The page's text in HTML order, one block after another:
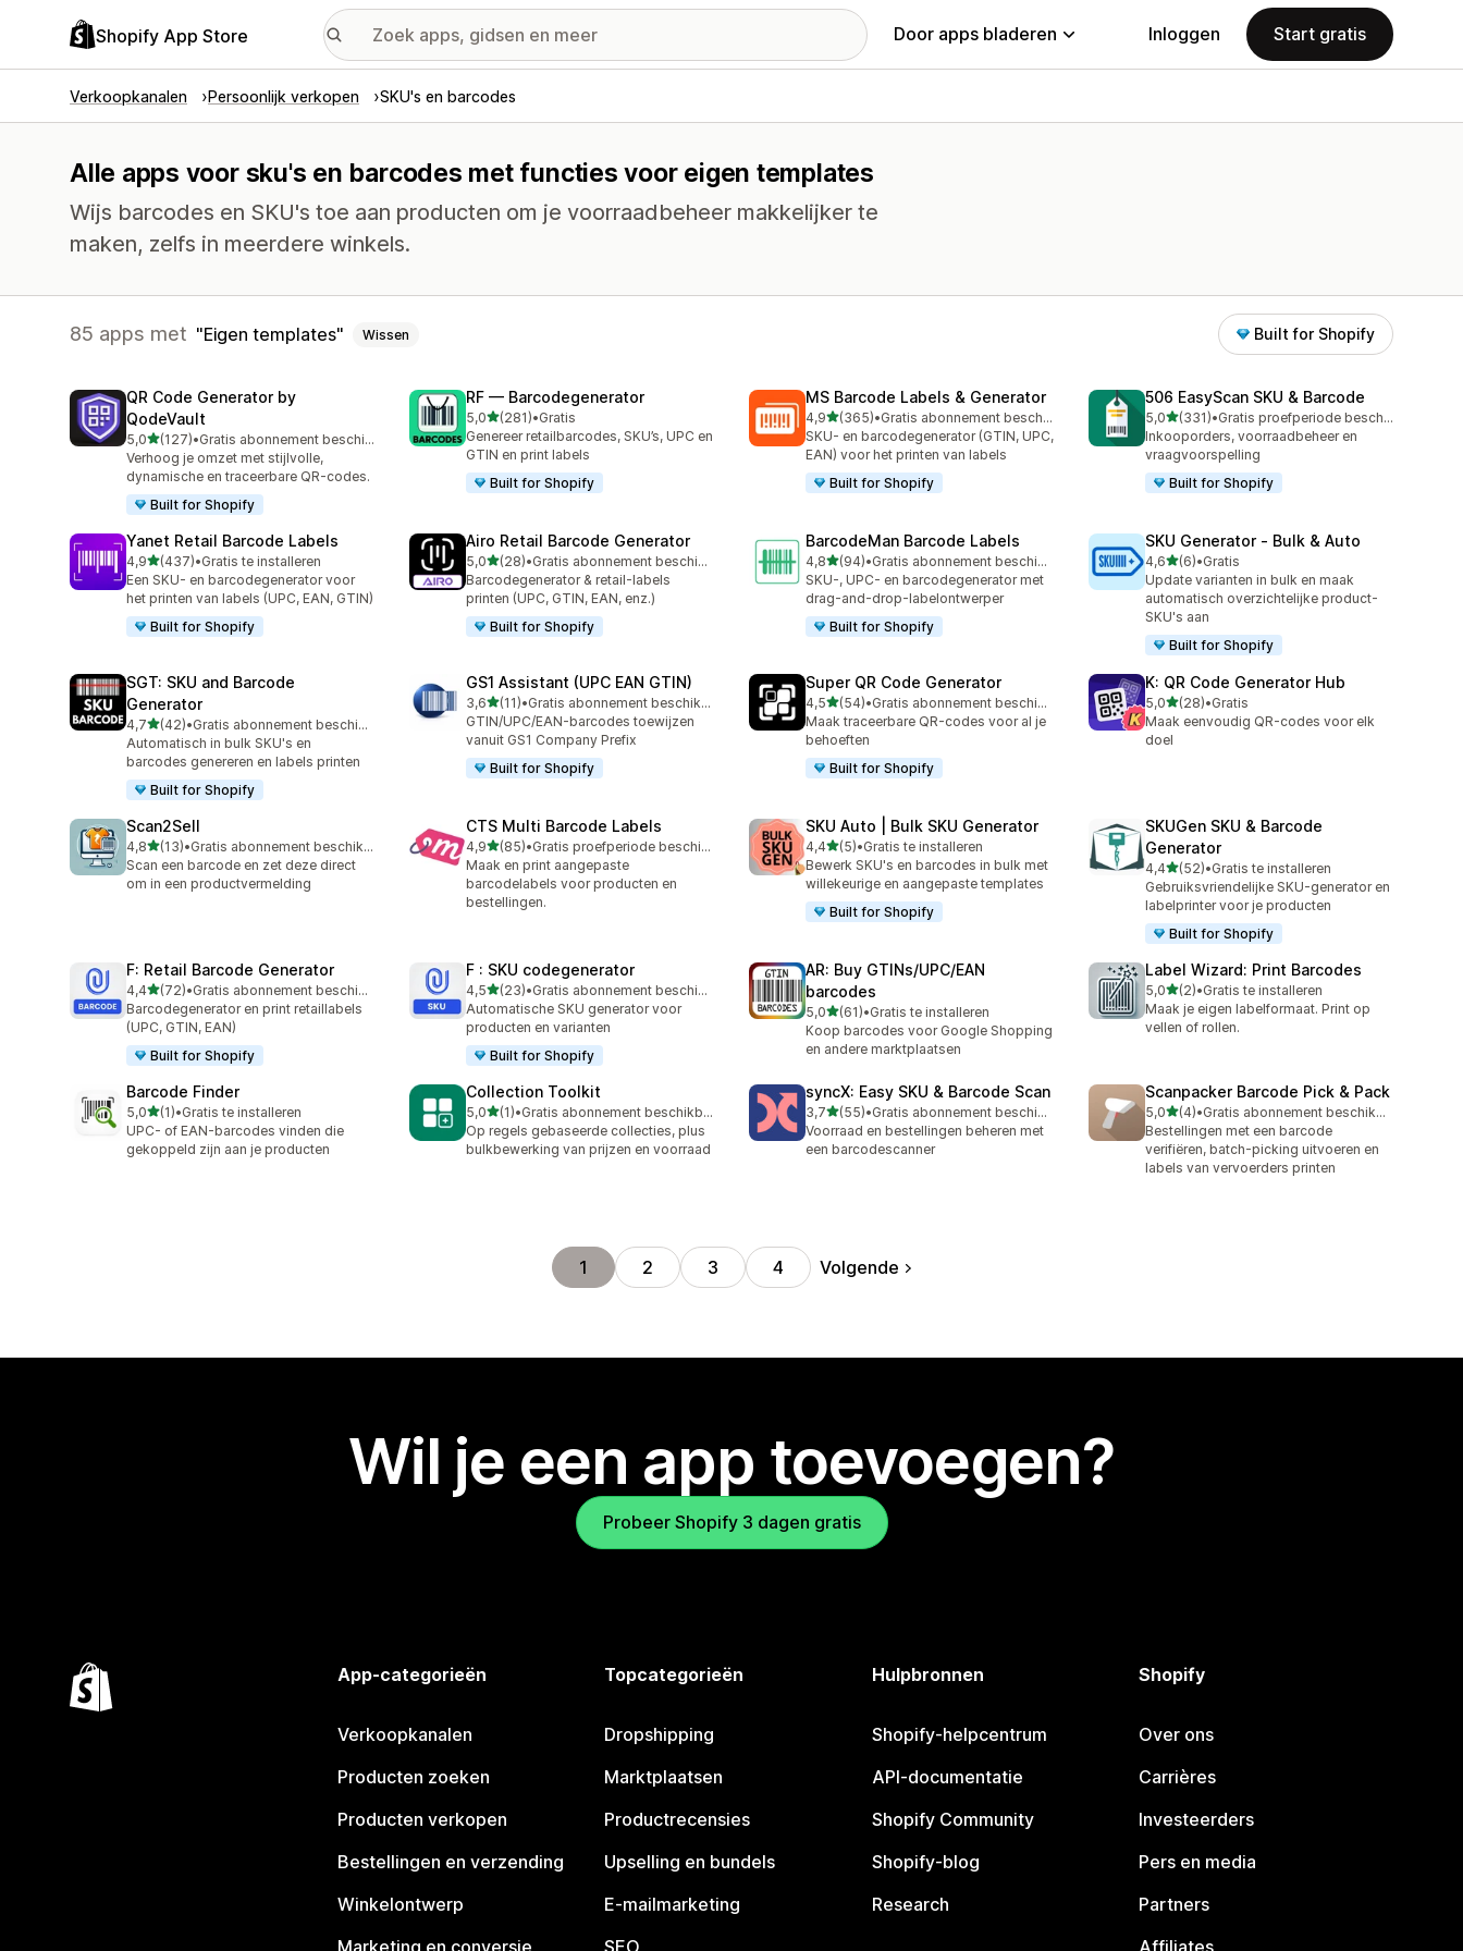
Shopify App Store Door apps bladeren Inloggen Start gratis
Verkoopkanalen Persoonlijk verkopen SKU's en barcodes
Alle apps voor sku's en barcodes met functies voor eigen templates
Wijs barcodes en SKU's toe aan producten om je voorraadbeheer makkelijker te
maken, zelfs in meerdere winkels.
85 apps met Eigen templates Wissen Built for Shopify
QR Code Generator by
QodeVault
5,0van 5 sterren
(127)
127 recensies in totaal
•
Gratis abonnement beschikbaar
Verhoog je omzet met stijlvolle,
dynamische en traceerbare QR-codes.
Built for Shopify
RF — Barcodegenerator
5,0van 5 sterren
(281)
281 recensies in totaal
•Gratis
Genereer retailbarcodes, SKU’s, UPC en
GTIN en print labels
Built for Shopify
MS Barcode Labels & Generator
4,9van 5 sterren
(365)
365 recensies in totaal
•
Gratis abonnement beschikbaar
SKU- en barcodegenerator (GTIN, UPC,
EAN) voor het printen van labels
Built for Shopify
506 EasyScan SKU & Barcode
5,0van 5 sterren
(331)
331 recensies in totaal
•
Gratis proefperiode beschikbaar
Inkooporders, voorraadbeheer en
vraagvoorspelling
Built for Shopify
Yanet Retail Barcode Labels
4,9van 5 sterren
(437)
437 recensies in totaal
•Gratis te installeren
Een SKU- en barcodegenerator voor
het printen van labels (UPC, EAN, GTIN)
Built for Shopify
Airo Retail Barcode Generator
5,0van 5 sterren
(28)
28 recensies in totaal
•
Gratis abonnement beschikbaar
Barcodegenerator & retail-labels
printen (UPC, GTIN, EAN, enz.)
Built for Shopify
BarcodeMan Barcode Labels
4,8van 5 sterren
(94)
94 recensies in totaal
•
Gratis abonnement beschikbaar
SKU-, UPC- en barcodegenerator met
drag-and-drop-labelontwerper
Built for Shopify
SKU Generator ‑ Bulk & Auto
4,6van 5 sterren
(6)
6 recensies in totaal
•Gratis
Update varianten in bulk en maak
automatisch overzichtelijke product-
SKU's aan
Built for Shopify
SGT: SKU and Barcode
Generator
4,7van 5 sterren
(42)
42 recensies in totaal
•
Gratis abonnement beschikbaar
Automatisch in bulk SKU's en
barcodes genereren en labels printen
Built for Shopify
GS1 Assistant (UPC EAN GTIN)
3,6van 5 sterren
(11)
11 recensies in totaal
•
Gratis abonnement beschikbaar
GTIN/UPC/EAN-barcodes toewijzen
vanuit GS1 Company Prefix
Built for Shopify
Super QR Code Generator
4,5van 5 sterren
(54)
54 recensies in totaal
•
Gratis abonnement beschikbaar
Maak traceerbare QR-codes voor al je
behoeften
Built for Shopify
K: QR Code Generator Hub
5,0van 5 sterren
(28)
28 recensies in totaal
•Gratis
Maak eenvoudig QR-codes voor elk
doel
Scan2Sell
4,8van 5 sterren
(13)
13 recensies in totaal
•
Gratis abonnement beschikbaar
Scan een barcode en zet deze direct
om in een productvermelding
CTS Multi Barcode Labels
4,9van 5 sterren
(85)
85 recensies in totaal
•
Gratis proefperiode beschikbaar
Maak en print aangepaste
barcodelabels voor producten en
bestellingen.
SKU Auto | Bulk SKU Generator
4,4van 5 sterren
(5)
5 recensies in totaal
•Gratis te installeren
Bewerk SKU's en barcodes in bulk met
willekeurige en aangepaste templates
Built for Shopify
SKUGen SKU & Barcode
Generator
4,4van 5 sterren
(52)
52 recensies in totaal
•Gratis te installeren
Gebruiksvriendelijke SKU-generator en
labelprinter voor je producten
Built for Shopify
F: Retail Barcode Generator
4,4van 5 sterren
(72)
72 recensies in totaal
•
Gratis abonnement beschikbaar
Barcodegenerator en print retaillabels
(UPC, GTIN, EAN)
Built for Shopify
F : SKU codegenerator
4,5van 5 sterren
(23)
23 recensies in totaal
•
Gratis abonnement beschikbaar
Automatische SKU generator voor
producten en varianten
Built for Shopify
AR: Buy GTINs/UPC/EAN
barcodes
5,0van 5 sterren
(61)
61 recensies in totaal
•Gratis te installeren
Koop barcodes voor Google Shopping
en andere marktplaatsen
Label Wizard: Print Barcodes
5,0van 5 sterren
(2)
2 recensies in totaal
•Gratis te installeren
Maak je eigen labelformaat. Print op
vellen of rollen.
Barcode Finder
5,0van 5 sterren
(1)
1 recensies in totaal
•Gratis te installeren
UPC- of EAN-barcodes vinden die
gekoppeld zijn aan je producten
Collection Toolkit
5,0van 5 sterren
(1)
1 recensies in totaal
•
Gratis abonnement beschikbaar
Op regels gebaseerde collecties, plus
bulkbewerking van prijzen en voorraad
syncX: Easy SKU & Barcode Scan
3,7van 5 sterren
(55)
55 recensies in totaal
•
Gratis abonnement beschikbaar
Voorraad en bestellingen beheren met
een barcodescanner
Scanpacker Barcode Pick & Pack
5,0van 5 sterren
(4)
4 recensies in totaal
•
Gratis abonnement beschikbaar
Bestellingen met een barcode
verifiëren, batch-picking uitvoeren en
labels van vervoerders printen
1 2 3 4 Volgende
Wil je een app toevoegen?
Probeer Shopify 3 dagen gratis
App-categorieën
Verkoopkanalen
Producten zoeken
Producten verkopen
Bestellingen en verzending
Winkelontwerp
Topcategorieën
Dropshipping
Marktplaatsen
Productrecensies
Upselling en bundels
E-mailmarketing
Hulpbronnen
Shopify-helpcentrum
API-documentatie
Shopify Community
Shopify-blog
Research
Shopify
Over ons
Carrières
Investeerders
Pers en media
Partners